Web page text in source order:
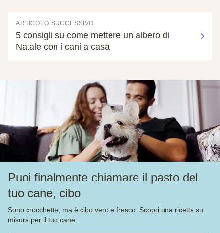
ARTICOLO SUCCESSIVO
5 consigli su come mettere un albero di
Natale con i cani a casa
Puoi finalmente chiamare il pasto del
tuo cane, cibo
Sono crocchette, ma è cibo vero e fresco. Scopri una ricetta su
misura per il tuo cane.